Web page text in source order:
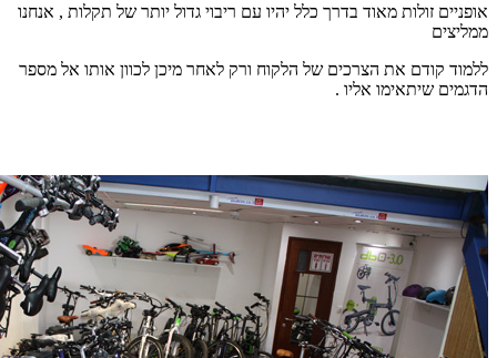
אופניים זולות מאוד בדרך כלל יהיו עם ריבוי גדול יותר של תקלות , אנחנו
ממליצים
ללמוד קודם את הצרכים של הלקוח ורק לאחר מיכן לכוון אותו אל מספר
הדגמים שיתאימו אליו .